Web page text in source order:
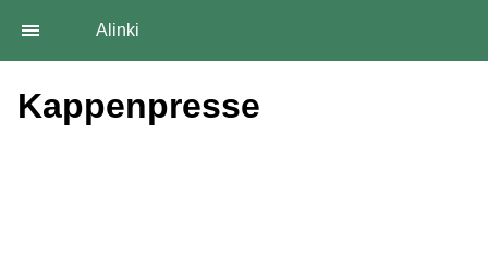
Alinki
Kappenpresse